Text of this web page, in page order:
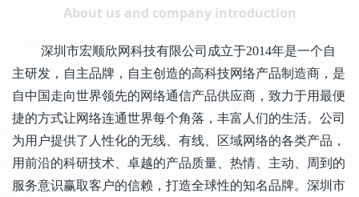
About us and company introduction
深圳市宏顺欣网科技有限公司成立于2014年是一个自
主研发，自主品牌，自主创造的高科技网络产品制造商，是
自中国走向世界领先的网络通信产品供应商，致力于用最便
捷的方式让网络连通世界每个角落，丰富人们的生活。公司
为用户提供了人性化的无线、有线、区域网络的各类产品，
用前沿的科研技术、卓越的产品质量、热情、主动、周到的
服务意识赢取客户的信赖，打造全球性的知名品牌。深圳市